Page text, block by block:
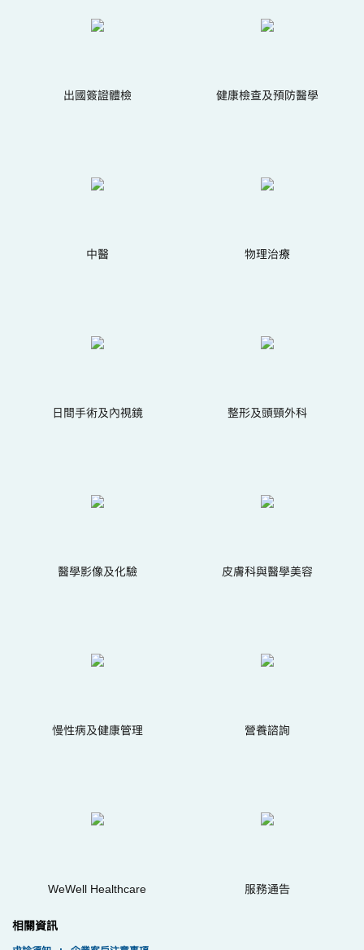
出國簽證體檢 健康檢查及預防醫學
中醫 物理治療
日間手術及內視鏡 整形及頭頸外科
醫學影像及化驗 皮膚科與醫學美容
慢性病及健康管理 營養諮詢
WeWell Healthcare 服務通告
相關資訊